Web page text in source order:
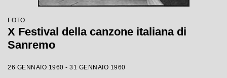
FOTO
X Festival della canzone italiana di
Sanremo
26 GENNAIO 1960 - 31 GENNAIO 1960